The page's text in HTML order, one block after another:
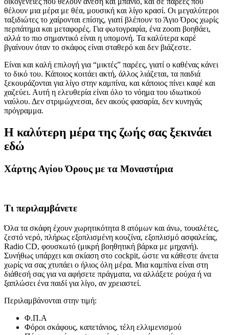
θέλουν μια μέρα με θέα, μουσική και λίγο κρασί. Οι μεγαλύτεροι
ταξιδιώτες το χαίρονται επίσης, γιατί βλέπουν το Άγιο Όρος χωρίς
περπάτημα και μεταφορές. Για φωτογραφία, ένα zoom βοηθάει,
αλλά το πιο σημαντικό είναι η υπομονή. Τα καλύτερα καρέ
βγαίνουν όταν το σκάφος είναι σταθερό και δεν βιάζεστε.
Είναι και καλή επιλογή για “μικτές” παρέες, γιατί ο καθένας κάνει
το δικό του. Κάποιος κοιτάει ακτή, άλλος λιάζεται, τα παιδιά
ξεκουράζονται για λίγο στην καμπίνα, και κάποιος πίνει καφέ και
χαζεύει. Αυτή η ελευθερία είναι όλο το νόημα του ιδιωτικού
ναύλου. Δεν στριμώχνεσαι, δεν ακούς φασαρία, δεν κυνηγάς
πρόγραμμα.
Η καλύτερη μέρα της ζωής σας ξεκινάει
εδώ
Χάρτης Αγίου Όρους με τα Μοναστήρια
Τι περιλαμβάνετε
Όλα τα σκάφη έχουν χωρητικότητα 8 ατόμων και άνω, τουαλέτες,
ζεστό νερό, πλήρως εξοπλισμένη κουζίνα, εξοπλισμό ασφαλείας,
Radio CD, φουσκωτό (μικρή βοηθητική βάρκα με μηχανή).
Συνήθως υπάρχει και σκίαση στο cockpit, ώστε να κάθεστε άνετα
χωρίς να σας χτυπάει ο ήλιος όλη μέρα. Μια καμπίνα είναι στη
διάθεσή σας για να αφήσετε πράγματα, να αλλάξετε ρούχα ή να
ξαπλώσει ένα παιδί για λίγο, αν χρειαστεί.
Περιλαμβάνονται στην τιμή:
Φ.Π.Α
Φόροι σκάφους, καπετάνιος, τέλη ελλιμενισμού